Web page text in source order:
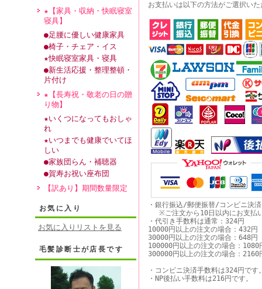
★【家具・収納・快眠寝室
寝具】
●足腰に優しい健康家具
●椅子・チェア・イス
★快眠寝室家具・寝具
●新生活応援・整理整頓・
片付け
★【長寿祝・敬老の日の贈
り物】
★いくつになってもおしゃ
れ
★いつまでも健康でいてほ
しい
●家族団らん・補聴器
●賀寿お祝い座布団
【訳あり】期間数量限定
お気に入り
お気に入りリストを見る
毛髪診断士が店長です
お支払いは以下の方法がご選択い
・銀行振込/郵便振替/コンビニ決
※ご注文から10日以内にお支払
・代引き手数料は通常：324円
10000円以上の注文の場合：432円
30000円以上の注文の場合：648円
100000円以上の注文の場合：1080
300000円以上の注文の場合：2160
・コンビニ決済手数料は324円です
・NP後払い手数料は216円です。